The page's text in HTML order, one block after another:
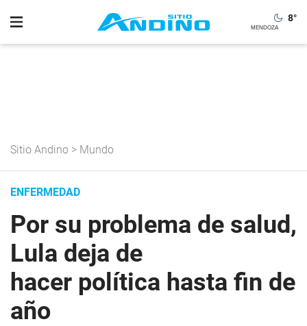
8°
Sitio Andino > Mundo
ENFERMEDAD
Por su problema de salud,
Lula deja de
hacer política hasta fin de
año